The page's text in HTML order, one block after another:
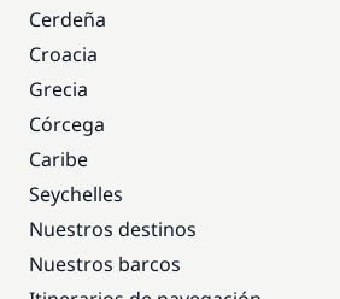
Cerdeña
Croacia
Grecia
Córcega
Caribe
Seychelles
Nuestros destinos
Nuestros barcos